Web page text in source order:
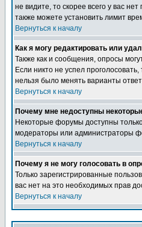
не видите, то скорее всего у вас
также можете установить лимит
Вернуться к началу
Как я могу редактировать или
Также как и сообщения, опросы
Если никто не успел
нельзя было менять варианты
Вернуться к началу
Почему мне недоступны
Некоторые форумы доступны
модераторы или администраторы
Вернуться к началу
Почему я не могу голосовать в
Только зарегистрированные
вас нет на это необходимых прав
Вернуться к началу